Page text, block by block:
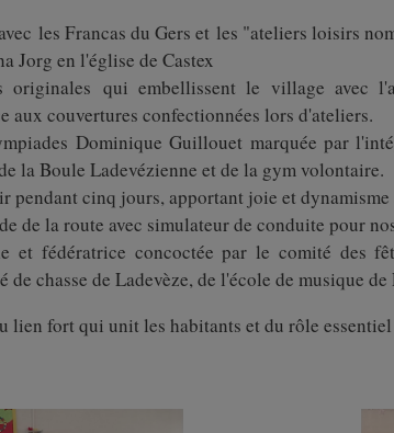
les Francas du Gers et les "ateliers loisirs
Jorg en l'église de Castex
originales qui embellissent le village avec
aux couvertures confectionnées lors d'ateliers.
Dominique Guillouet marquée par
la Boule Ladevézienne et de la gym volontaire.
pendant cinq jours, apportant joie et dynamisme
de la route avec simulateur de conduite pour
et fédératrice concoctée par le comité des
de chasse de Ladevèze, de l'école de musique
lien fort qui unit les habitants et du rôle